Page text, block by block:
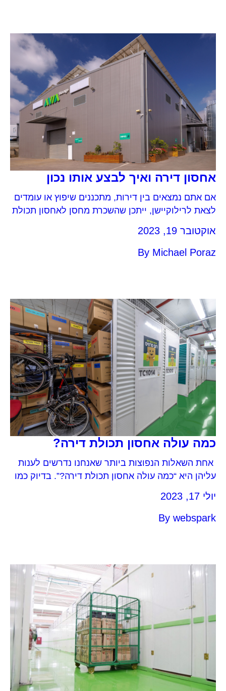
אחסון דירה ואיך לבצע אותו נכון
אם אתם נמצאים בין דירות, מתכננים שיפוץ או עומדים
לצאת לרילוקיישן, ייתכן שהשכרת מחסן לאחסון תכולת
שלפניכם ריכזנו מספר עצות שימושיות שיעזרו לכם
לקבל החלטה שמתאימה לכם
אוקטובר 19, 2023
By Michael Poraz
כמה עולה אחסון תכולת דירה?
אחת השאלות הנפוצות ביותר שאנחנו נדרשים לענות
עליהן היא “כמה עולה אחסון תכולת דירה?”. בדיוק כמו
התשובה היא – תלוי. דבר ראשון, חשוב להבהיר
שאנחנו בחברת אביה אחסנה משכירים חדרי אחסנה
זאת, בניגוד לאחסנה במכולות, שהיא דרך שאינה
מומלצת לאחסון תכולת דירה.
יולי 17, 2023
By webspark